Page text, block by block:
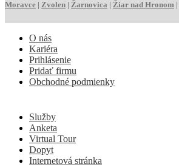
Moravce | Zvolen | Žarnovica | Žiar nad Hronom |
O nás
Kariéra
Prihlásenie
Pridať firmu
Obchodné podmienky
Služby
Anketa
Virtual Tour
Dopyt
Internetová stránka